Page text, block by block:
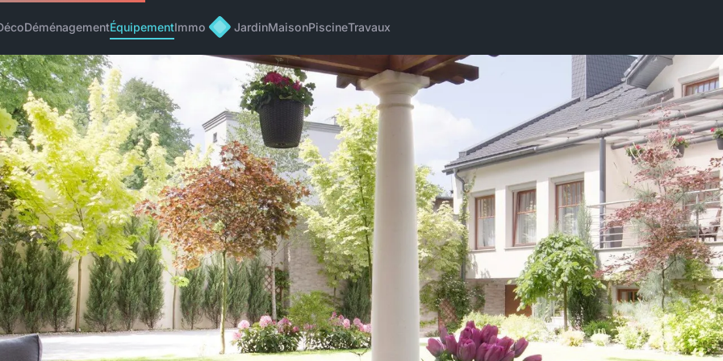
DéménagementÉquipementImmo JardinMaisonPiscineTravaux